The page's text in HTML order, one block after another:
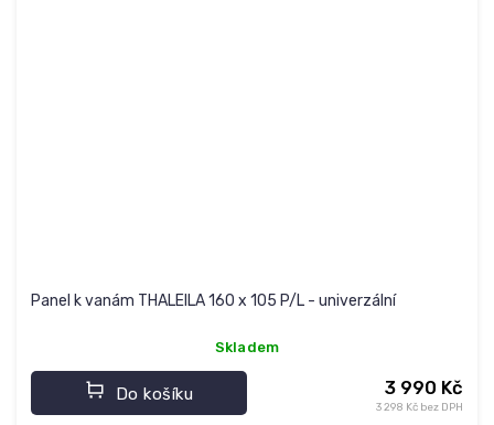
Panel k vanám THALEILA 160 x 105 P/L - univerzální
Skladem
3 298 Kč bez DPH
3 990 Kč
Do košíku